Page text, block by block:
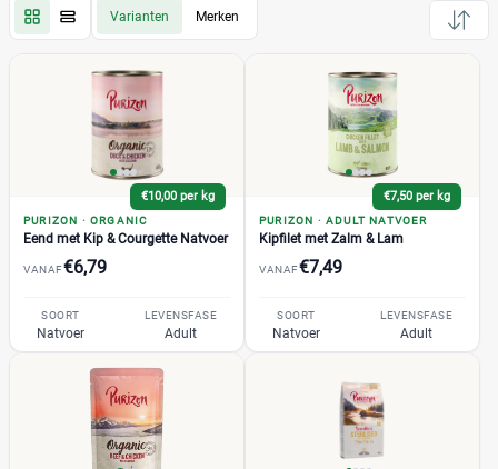
Purizon
Adult Droogvoer
Adult Natvoer
Coldpressed
(2)
Large Adult Kat
Organic
▼ +2 meer
Acana
(7)
Almo Nature
BF Petfood
CaroCroc
Varianten Merken
€10,00 per kg
PURIZON ·ORGANIC
Eend met Kip & Courgette Natvoer
VANAF€6,79
SOORT
Natvoer
LEVENSFASE
Adult
€7,50 per kg
PURIZON ·ADULT NATVOER
Kipfilet met Zalm & Lam
VANAF€7,49
SOORT
Natvoer
LEVENSFASE
Adult